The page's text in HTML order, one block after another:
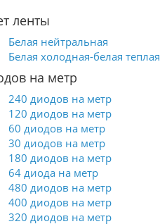
ленты
Белая нейтральная
Белая холодная-белая теплая
на метр
240 диодов на метр
120 диодов на метр
60 диодов на метр
30 диодов на метр
180 диодов на метр
64 диода на метр
480 диодов на метр
400 диодов на метр
320 диодов на метр